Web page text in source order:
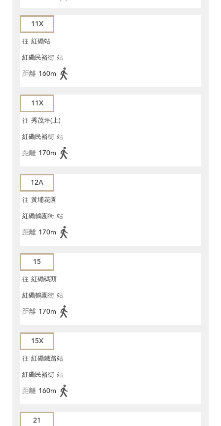
11X
往 紅磡站
紅磡民裕街 站
距離 160m
11X
往 秀茂坪(上)
紅磡民裕街 站
距離 170m
12A
往 黃埔花園
紅磡鶴園街 站
距離 170m
15
往 紅磡碼頭
紅磡鶴園街 站
距離 170m
15X
往 紅磡鐵路站
紅磡民裕街 站
距離 160m
21